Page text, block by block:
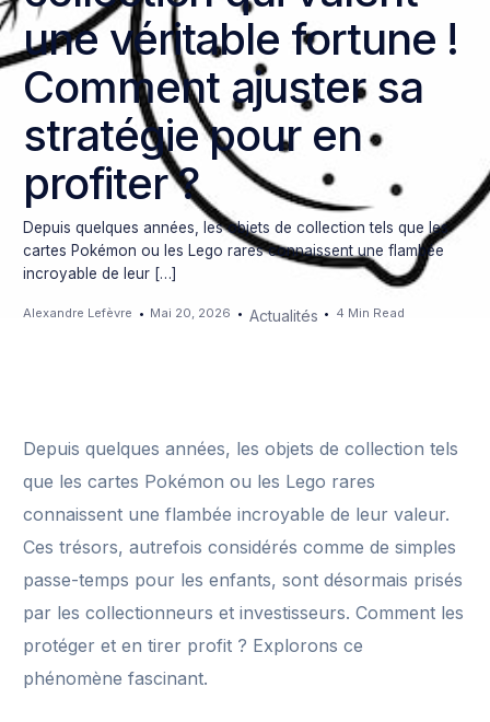
une véritable fortune !
Comment ajuster sa
stratégie pour en
profiter ?
Depuis quelques années, les objets de collection tels que les
cartes Pokémon ou les Lego rares connaissent une flambée
incroyable de leur […]
Alexandre Lefèvre Mai 20, 2026 Actualités 4 Min Read
Depuis quelques années, les objets de collection tels
que les cartes Pokémon ou les Lego rares
connaissent une flambée incroyable de leur valeur.
Ces trésors, autrefois considérés comme de simples
passe-temps pour les enfants, sont désormais prisés
par les collectionneurs et investisseurs. Comment les
protéger et en tirer profit ? Explorons ce
phénomène fascinant.